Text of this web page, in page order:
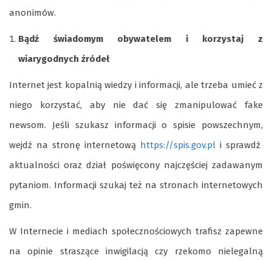
anonimów.
Bądź świadomym obywatelem i korzystaj z
wiarygodnych źródeł
Internet jest kopalnią wiedzy i informacji, ale trzeba umieć z
niego korzystać, aby nie dać się zmanipulować fake
newsom. Jeśli szukasz informacji o spisie powszechnym,
wejdź na stronę internetową https://spis.gov.pl i sprawdź
aktualności oraz dział poświęcony najczęściej zadawanym
pytaniom. Informacji szukaj też na stronach internetowych
gmin.
W Internecie i mediach społecznościowych trafisz zapewne
na opinie straszące inwigilacją czy rzekomo nielegalną